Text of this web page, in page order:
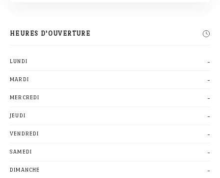
HEURES D'OUVERTURE
LUNDI -
MARDI -
MERCREDI -
JEUDI -
VENDREDI -
SAMEDI -
DIMANCHE -